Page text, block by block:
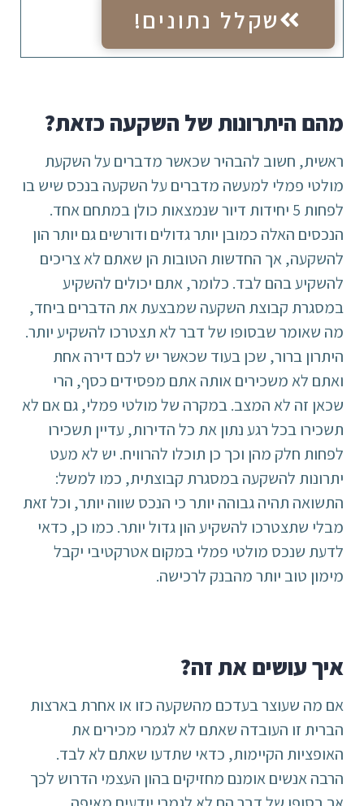
שקלל נתונים!
מהם היתרונות של השקעה כזאת?
ראשית, חשוב להבהיר שכאשר מדברים על השקעת
מולטי פמלי למעשה מדברים על השקעה בנכס שיש בו
לפחות 5 יחידות דיור שנמצאות כולן במתחם אחד.
הנכסים האלה כמובן יותר גדולים ודורשים גם יותר הון
להשקעה, אך החדשות הטובות הן שאתם לא צריכים
להשקיע בהם לבד. כלומר, אתם יכולים להשקיע
במסגרת קבוצת השקעה שמבצעת את הדברים ביחד,
מה שאומר שבסופו של דבר לא תצטרכו להשקיע יותר.
היתרון ברור, שכן בעוד שכאשר יש לכם דירה אחת
ואתם לא משכירים אותה אתם מפסידים כסף, הרי
שכאן זה לא המצב. במקרה של מולטי פמלי, גם אם לא
תשכירו בכל רגע נתון את כל הדירות, עדיין תשכירו
לפחות חלק מהן וכך כן תוכלו להרוויח. יש לא מעט
יתרונות להשקעה במסגרת קבוצתית, כמו למשל:
התשואה תהיה גבוהה יותר כי הנכס שווה יותר, וכל זאת
מבלי שתצטרכו להשקיע הון גדול יותר. כמו כן, כדאי
לדעת שנכס מולטי פמלי במקום אטרקטיבי יקבל
מימון טוב יותר מהבנק לרכישה.
איך עושים את זה?
אם מה שעוצר בעדכם מהשקעה כזו או אחרת בארצות
הברית זו העובדה שאתם לא לגמרי מכירים את
האופציות הקיימות, כדאי שתדעו שאתם לא לבד.
הרבה אנשים אומנם מחזיקים בהון העצמי הדרוש לכך